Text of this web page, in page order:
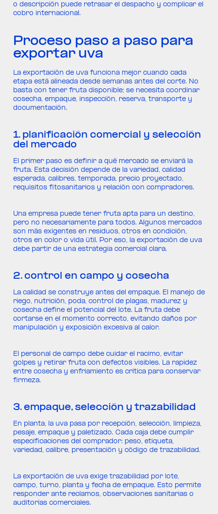
o descripción puede retrasar el despacho y complicar el
cobro internacional.
Proceso paso a paso para
exportar uva
La exportación de uva funciona mejor cuando cada
etapa está alineada desde semanas antes del corte. No
basta con tener fruta disponible; se necesita coordinar
cosecha, empaque, inspección, reserva, transporte y
documentación.
1. planificación comercial y selección
del mercado
El primer paso es definir a qué mercado se enviará la
fruta. Esta decisión depende de la variedad, calidad
esperada, calibres, temporada, precio proyectado,
requisitos fitosanitarios y relación con compradores.
Una empresa puede tener fruta apta para un destino,
pero no necesariamente para todos. Algunos mercados
son más exigentes en residuos, otros en condición,
otros en color o vida útil. Por eso, la exportación de uva
debe partir de una estrategia comercial clara.
2. control en campo y cosecha
La calidad se construye antes del empaque. El manejo de
riego, nutrición, poda, control de plagas, madurez y
cosecha define el potencial del lote. La fruta debe
cortarse en el momento correcto, evitando daños por
manipulación y exposición excesiva al calor.
El personal de campo debe cuidar el racimo, evitar
golpes y retirar fruta con defectos visibles. La rapidez
entre cosecha y enfriamiento es crítica para conservar
firmeza.
3. empaque, selección y trazabilidad
En planta, la uva pasa por recepción, selección, limpieza,
pesaje, empaque y paletizado. Cada caja debe cumplir
especificaciones del comprador: peso, etiqueta,
variedad, calibre, presentación y código de trazabilidad.
La exportación de uva exige trazabilidad por lote,
campo, turno, planta y fecha de empaque. Esto permite
responder ante reclamos, observaciones sanitarias o
auditorías comerciales.